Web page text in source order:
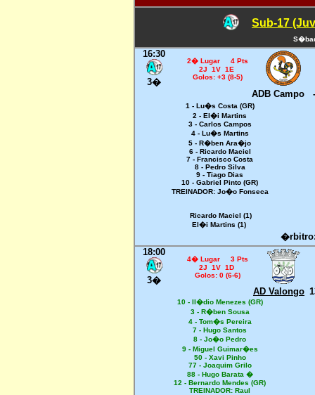
Sub-17
16:30
3�
2� Lugar 4 Pts
2J 1V 1E
Golos: +3 (8-5)
ADB Campo -
1 - Lu�s Costa (GR)
2 - El�i Martins
3 - Carlos Campos
4 - Lu�s Martins
5 - R�ben Ara�jo
6 - Ricardo Maciel
7 - Francisco Costa
8 - Pedro Silva
9 - Tiago Dias
10 - Gabriel Pinto (GR)
TREINADOR: Jo�o Fonseca
Ricardo Maciel (1)
El�i Martins (1)
�rbitro:
18:00
3�
4� Lugar 3 Pts
2J 1V 1D
Golos: 0 (6-6)
AD Valongo
10 - Il�dio Menezes (GR)
3 - R�ben Sousa
4 - Tom�s Pereira
7 - Hugo Santos
8 - Jo�o Pedro
9 - Miguel Guimar�es
50 - Xavi Pinho
77 - Joaquim Grilo
88 - Hugo Barata �
12 - Bernardo Mendes (GR)
TREINADOR: Raul